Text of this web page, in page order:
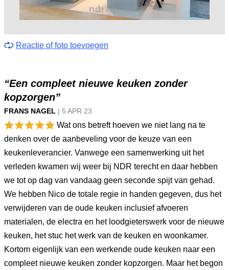
Reactie of foto toevoegen
“Een compleet nieuwe keuken zonder
kopzorgen”
FRANS NAGEL | 5 APR 23
Wat ons betreft hoeven we niet lang na te
denken over de aanbeveling voor de keuze van een
keukenleverancier. Vanwege een samenwerking uit het
verleden kwamen wij weer bij NDR terecht en daar hebben
we tot op dag van vandaag geen seconde spijt van gehad.
We hebben Nico de totale regie in handen gegeven, dus het
verwijderen van de oude keuken inclusief afvoeren
materialen, de electra en het loodgieterswerk voor de nieuwe
keuken, het stuc het werk van de keuken en woonkamer.
Kortom eigenlijk van een werkende oude keuken naar een
compleet nieuwe keuken zonder kopzorgen. Maar het begon